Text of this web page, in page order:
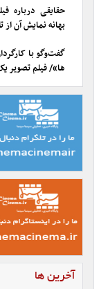
حقایقی درباره
بهانه نمایش آن از
گفت‌وگو با
ها»/ فیلم تصویر
آخرین ها